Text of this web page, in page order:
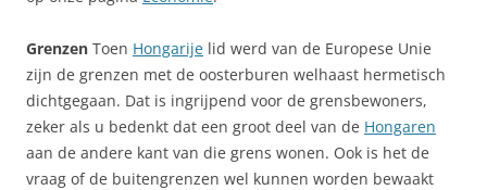
Grenzen Toen Hongarije lid werd van de Europese Unie
zijn de grenzen met de oosterburen welhaast hermetisch
dichtgegaan. Dat is ingrijpend voor de grensbewoners,
zeker als u bedenkt dat een groot deel van de Hongaren
aan de andere kant van die grens wonen. Ook is het de
vraag of de buitengrenzen wel kunnen worden bewaakt